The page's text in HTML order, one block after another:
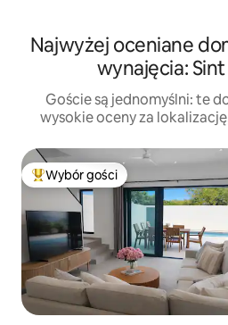
Najwyżej oceniane
wynajęcia:
Goście są jednomyślni: te
wysokie oceny za
Najpopularniejsze z kategorii
Wybór gości